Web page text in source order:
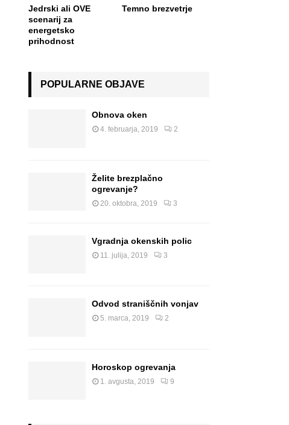
Jedrski ali OVE
scenarij za
energetsko
prihodnost
Temno brezvetrje
POPULARNE OBJAVE
Obnova oken
4. februarja, 2019 2
Želite brezplačno
ogrevanje?
20. oktobra, 2019 3
Vgradnja okenskih polic
11. julija, 2019 3
Odvod straniščnih vonjav
5. marca, 2019 2
Horoskop ogrevanja
1. avgusta, 2019 9